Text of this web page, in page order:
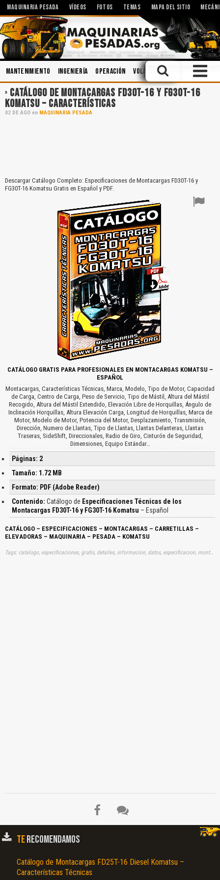
MAQUINARIA PESADA VÍDEOS FOTOS TEMAS MAPA DEL SITIO
Mantenimiento Ingeniería Operación Voladura Hidráulica
CATÁLOGO DE MONTACARGAS FD30T-16 Y FG30T-16
KOMATSU – CARACTERÍSTICAS
02 DE AGO en MAQUINARIA PESADA
Descargar Catálogo Completo: Especificaciones de Montacargas FD30T-16 y
FG30T-16 Komatsu Gratis en Español y PDF.
CATÁLOGO GRATIS PARA PROFESIONALES EN MONTACARGAS KOMATSU –
ESPAÑOL
Montacargas, Características Técnicas, Marca, Modelo, Tipo de Motor, Capacidad
de Carga, Centro de Carga, Peso de Servicio, Tipo de Mástil, Altura del Mástil
Recogido, Altura del Mástil Extendido, Elevación Libre de Horquillas, Ángulo de
Inclinación Horquillas, Altura Elevación Carga, Longitud de Horquillas, Marca de
Motor, Modelo de Motor, Potencia del Motor, Desplazamiento, Transmisión,
Dirección, Numero de Llantas, Tipo de Llantas, Llantas Delanteras, Llantas
Traseras, SideShift, Direccionales, Radio de Giro, Cinturón de Seguridad,
Dimensiones, Equipo Estándar…
Páginas: 2
Tamaño: 1.72 MB
Formato: PDF (Adobe Reader)
Contenido: Catálogo de Especificaciones Técnicas de los
Montacargas FD30T-16 y FG30T-16 Komatsu – Español
CATÁLOGO – ESPECIFICACIONES – MONTACARGAS – CARRETILLAS –
ELEVADORAS – MAQUINARIA – PESADA – KOMATSU
Tags: catalogo, especificaciones, gratis, detalles, informacion, datos, especificacion, montacargadores, montacargadoras, elevadores, retropalas, aprender, descargas
TERECOMENDAMOS
Catálogo de Montacargas FD25T-16 Diesel Komatsu –
Características Técnicas